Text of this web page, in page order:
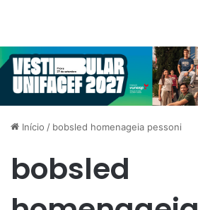
Início / bobsled homenageia pessoni
bobsled